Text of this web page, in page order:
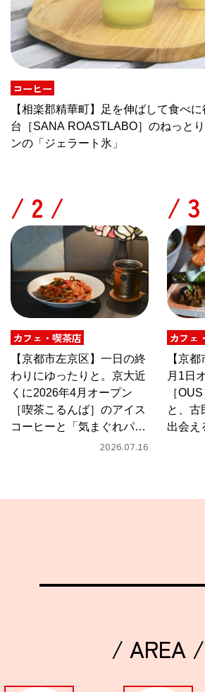
コーヒー
【相楽郡精華町】足を伸ばして食べ
台［SANA ROASTLABO］のねっと
ンの「ジェラート氷」
/
カフェ・喫茶店
【京都市左京区】一日の終
わりにゆったりと。京大近
くに2026年4月オープン
［喫茶こるんば］のアイス
コーヒーと「気まぐれパス
2026.07.16
カフェ
【京
月1日
［
と、古
出会え
/ AREA /